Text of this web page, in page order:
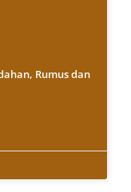
Rumus dan